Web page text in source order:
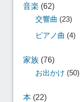
音楽 (62)
交響曲 (23)
ピアノ曲 (4)
家族(76)
お出かけ (50)
本(22)